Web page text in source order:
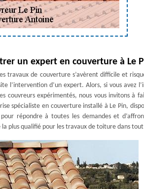
un expert en couverture à Le
travaux de couverture s’avèrent difficile et
l’intervention d’un expert. Alors, si vous avez
couvreurs expérimentés, nous vous invitons à
spécialiste en couverture installé à Le Pin,
pour répondre à toutes les demandes et
la plus qualifié pour les travaux de toiture dans